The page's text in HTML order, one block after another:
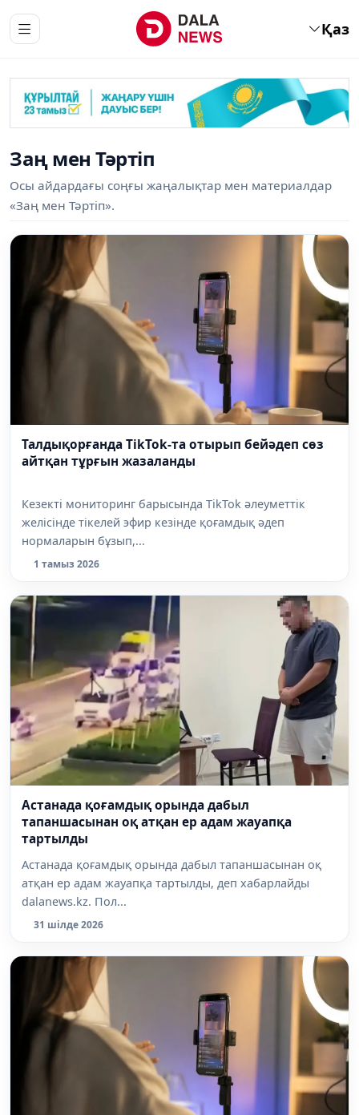
Қаз
Заң мен Тәртіп
Осы айдардағы соңғы жаңалықтар мен материалдар
«Заң мен Тәртіп».
Талдықорғанда TikTok-та отырып бейәдеп сөз
айтқан тұрғын жазаланды
Кезекті мониторинг барысында TikTok әлеуметтік
желісінде тікелей эфир кезінде қоғамдық әдеп
нормаларын бұзып,...
1 тамыз 2026
Астанада қоғамдық орында дабыл
тапаншасынан оқ атқан ер адам жауапқа
тартылды
Астанада қоғамдық орында дабыл тапаншасынан оқ
атқан ер адам жауапқа тартылды, деп хабарлайды
dalanews.kz. Пол...
31 шілде 2026